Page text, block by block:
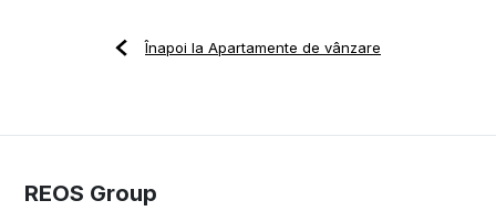
Înapoi la Apartamente de vânzare
REOS Group